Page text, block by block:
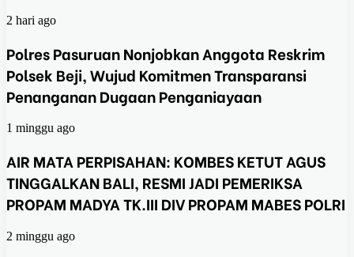
2 hari ago
Polres Pasuruan Nonjobkan Anggota Reskrim
Polsek Beji, Wujud Komitmen Transparansi
Penanganan Dugaan Penganiayaan
1 minggu ago
AIR MATA PERPISAHAN: KOMBES KETUT AGUS
TINGGALKAN BALI, RESMI JADI PEMERIKSA
PROPAM MADYA TK.III DIV PROPAM MABES POLRI
2 minggu ago